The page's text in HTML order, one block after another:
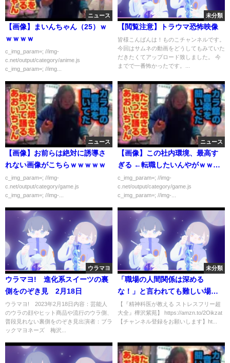
ニュース
【画像】まいんちゃん（25）ｗ
ｗｗｗｗ
c_img_param=; //img-
c.net/output/category/anime.js
c_img_param=; //img...
未分類
【閲覧注意】トラウマ恐怖映像
皆様こんばんは！ものこチャンネルです。
今回はサムネの動画をどうしてもみていた
だきたくてアップロード致しました。 今
までで一番怖かったです。...
ニュース
【画像】お前らは絶対に誘導さ
れない画像がこちらｗｗｗｗｗ
c_img_param=; //img-
c.net/output/category/game.js
c_img_param=; //img-...
ニュース
【画像】この社内環境、最高す
ぎる ←転職したいんやがｗｗｗ
ｗｗｗ
c_img_param=; //img-
c.net/output/category/game.js
c_img_param=; //img-...
ウラマヨ
ウラマヨ! 進化系スイーツの裏
側をのぞき見 2月18日
ウラマヨ! 2023年2月18日内容：芸能人
のウラの顔やヒット商品や流行のウラ側、
普段見れない裏側をのぞき見出演者：ブラ
ックマヨネーズ 梅沢...
未分類
「職場の人間関係は深める
な！」と言われても難しい場合
の対処法【精神科医・樺沢紫
苑】
【『精神科医が教える ストレスフリー超
大全』樺沢紫苑】 https://amzn.to/2Oikzat
【チャンネル登録をお願いします】ht...